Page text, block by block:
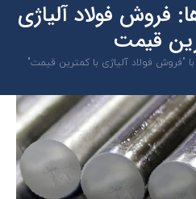
فروش فولاد آلیاژی
قیمت
"فروش فولاد آلیاژی با کمترین قیمت"